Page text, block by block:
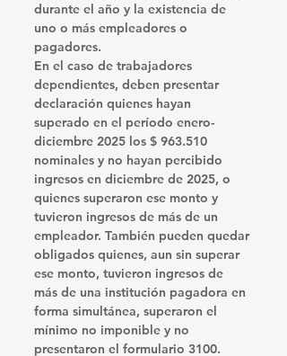
durante el año y la existencia de
uno o más empleadores o
pagadores.
En el caso de trabajadores
dependientes, deben presentar
declaración quienes hayan
superado en el período enero-
diciembre 2025 los $ 963.510
nominales y no hayan percibido
ingresos en diciembre de 2025, o
quienes superaron ese monto y
tuvieron ingresos de más de un
empleador. También pueden quedar
obligados quienes, aun sin superar
ese monto, tuvieron ingresos de
más de una institución pagadora en
forma simultánea, superaron el
mínimo no imponible y no
presentaron el formulario 3100.